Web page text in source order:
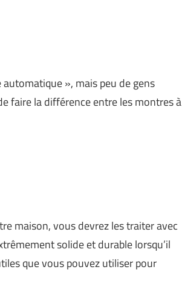
», mais peu de gens
faire la différence entre les montres à
maison, vous devrez les traiter avec
solide et durable lorsqu’il
que vous pouvez utiliser pour